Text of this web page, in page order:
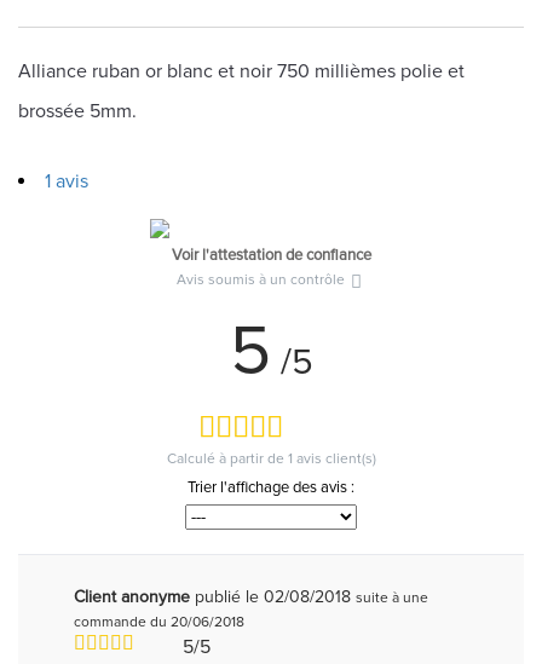
Alliance ruban or blanc et noir 750 millièmes polie et
brossée 5mm.
1 avis
Voir l'attestation de confiance
Avis soumis à un contrôle
5 /5
Calculé à partir de 1 avis client(s)
Trier l'affichage des avis :
Client anonyme publié le 02/08/2018 suite à une
commande du 20/06/2018
5/5